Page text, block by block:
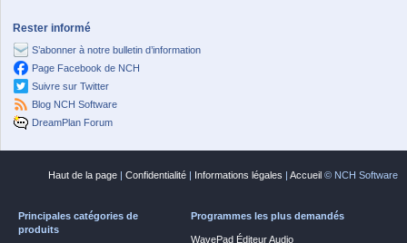
Rester informé
S’abonner à notre bulletin d’information
Page Facebook de NCH
Suivre sur Twitter
Blog NCH Software
DreamPlan Forum
Haut de la page | Confidentialité | Informations légales | Accueil © NCH Software
Principales catégories de
produits
Programmes les plus demandés
WavePad Éditeur Audio